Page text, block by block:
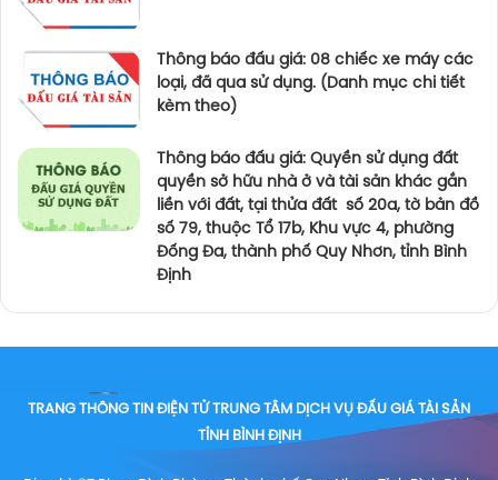
Thông báo đấu giá: 08 chiếc xe máy các
loại, đã qua sử dụng. (Danh mục chi tiết
kèm theo)
Thông báo đấu giá: Quyền sử dụng đất
quyền sở hữu nhà ở và tài sản khác gắn
liền với đất, tại thửa đất số 20a, tờ bản đồ
số 79, thuộc Tổ 17b, Khu vực 4, phường
Đống Đa, thành phố Quy Nhơn, tỉnh Bình
Định
TRANG THÔNG TIN ĐIỆN TỬ TRUNG TÂM DỊCH VỤ ĐẤU GIÁ TÀI SẢN
TỈNH BÌNH ĐỊNH